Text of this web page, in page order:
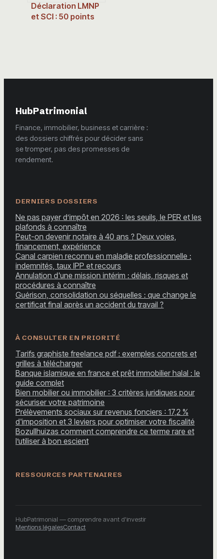
Déclaration LMNP
et SCI : 50 points
HubPatrimonial
Finance, immobilier, business et carrière :
des dossiers chiffrés pour décider sans
se tromper, pas des promesses de
rendement.
DERNIERS DOSSIERS
Ne pas payer d’impôt en 2026 : les seuils, le PER et les
plafonds à connaître
Peut-on devenir notaire à 40 ans ? Deux voies,
financement, expérience
Canal carpien reconnu en maladie professionnelle :
indemnités, taux IPP et recours
Annulation d'une mission intérim : délais, risques et
procédures à connaître
Guérison, consolidation ou séquelles : que change le
certificat final après un accident du travail ?
À CONSULTER EN PRIORITÉ
Tarifs graphiste freelance pdf : exemples concrets et
grilles à télécharger
Banque islamique en france et prêt immobilier halal : le
guide complet
Bien mobilier ou immobilier : 3 critères juridiques pour
sécuriser votre patrimoine
Prélèvements sociaux sur revenus fonciers : 17,2 %
d'imposition et 3 leviers pour optimiser votre fiscalité
Bozullhuizas comment comprendre ce terme rare et
l’utiliser à bon escient
RESSOURCES PARTENAIRES
HubPatrimonial — comprendre avant d'investir
Mentions légalesContact